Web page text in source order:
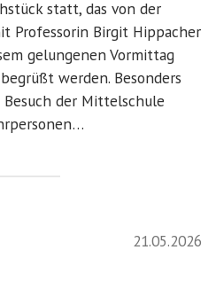
statt, das von der
Professorin Birgit Hippacher
gelungenen Vormittag
werden. Besonders
der Mittelschule
21.05.2026